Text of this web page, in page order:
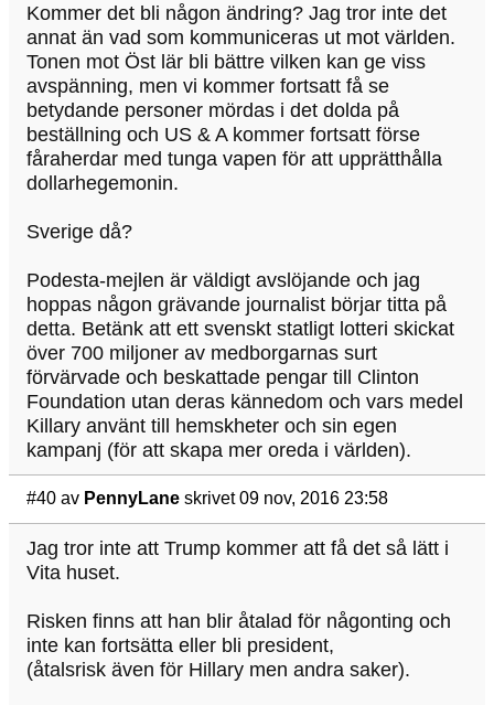
Kommer det bli någon ändring? Jag tror inte det
annat än vad som kommuniceras ut mot världen.
Tonen mot Öst lär bli bättre vilken kan ge viss
avspänning, men vi kommer fortsatt få se
betydande personer mördas i det dolda på
beställning och US & A kommer fortsatt förse
fåraherdar med tunga vapen för att upprätthålla
dollarhegemonin.
Sverige då?
Podesta-mejlen är väldigt avslöjande och jag
hoppas någon grävande journalist börjar titta på
detta. Betänk att ett svenskt statligt lotteri skickat
över 700 miljoner av medborgarnas surt
förvärvade och beskattade pengar till Clinton
Foundation utan deras kännedom och vars medel
Killary använt till hemskheter och sin egen
kampanj (för att skapa mer oreda i världen).
#40 av PennyLane skrivet 09 nov, 2016 23:58
Jag tror inte att Trump kommer att få det så lätt i
Vita huset.
Risken finns att han blir åtalad för någonting och
inte kan fortsätta eller bli president,
(åtalsrisk även för Hillary men andra saker).